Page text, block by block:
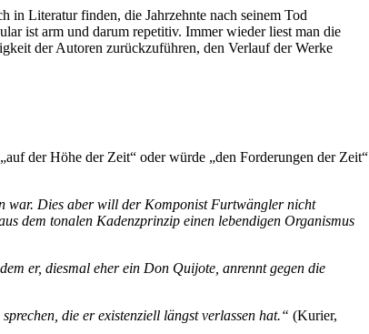
in Literatur finden, die Jahrzehnte nach seinem Tod
ist arm und darum repetitiv. Immer wieder liest man die
der Autoren zurückzuführen, den Verlauf der Werke
der Höhe der Zeit“ oder würde „den Forderungen der Zeit“
war. Dies aber will der Komponist Furtwängler nicht
dem tonalen Kadenzprinzip einen lebendigen Organismus
er, diesmal eher ein Don Quijote, anrennt gegen die
die er existenziell längst verlassen hat.“ (Kurier,